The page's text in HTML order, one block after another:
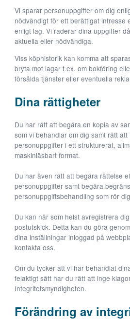
Vi sparar personuppgifter om dig
nödvändigt för ett berättigat intresse
enligt lag. Vi raderar dina uppgifter
aktuella eller nödvändiga.
Viss köphistorik kan komma att
bryta mot lagar t.ex. om bokföring
försålda tjänster eller eventuella
Dina rättigheter
Du har rätt att begära en kopia av
som vi behandlar om dig samt rätt att
personuppgifter i ett strukturerat,
maskinläsbart format.
Du har även rätt att begära rättelse
personuppgifter samt begära
personuppgiftsbehandling som rör
Du kan när som helst avregistrera
postutskick. Detta kan du göra
dina inställningar inloggad på
kontakta oss.
Om du tycker att vi har behandlat
felaktigt sätt har du rätt att inge
Integritetsmyndigheten.
Förändring av